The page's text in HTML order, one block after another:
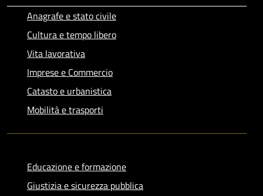
Anagrafe e stato civile
Cultura e tempo libero
Vita lavorativa
Imprese e Commercio
Catasto e urbanistica
Mobilità e trasporti
Educazione e formazione
Giustizia e sicurezza pubblica